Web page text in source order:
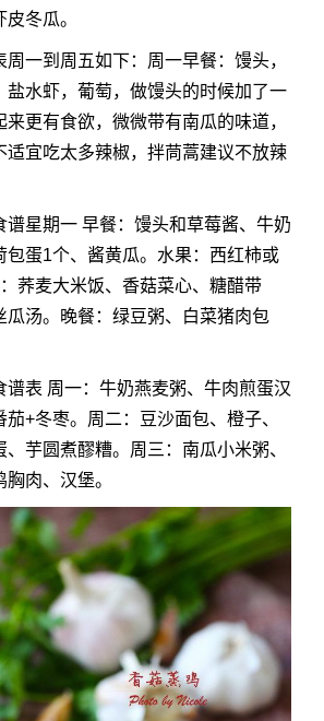
冬瓜。
一到周五如下：周一早餐：馒头，
盐水虾，葡萄，做馒头的时候加了一
更有食欲，微微带有南瓜的味道，
适宜吃太多辣椒，拌茼蒿建议不放辣
谱星期一 早餐：馒头和草莓酱、牛奶
包蛋1个、酱黄瓜。水果：西红柿或
荞麦大米饭、香菇菜心、糖醋带
瓜汤。晚餐：绿豆粥、白菜猪肉包
谱表 周一：牛奶燕麦粥、牛肉煎蛋汉
+冬枣。周二：豆沙面包、橙子、
芋圆煮醪糟。周三：南瓜小米粥、
肉、汉堡。